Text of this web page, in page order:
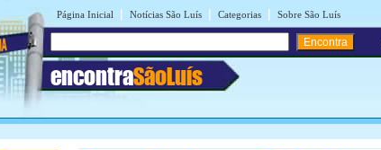
Página Inicial | Notícias São Luís | Categorias | Sobre São Luís
encontraSãoLuís